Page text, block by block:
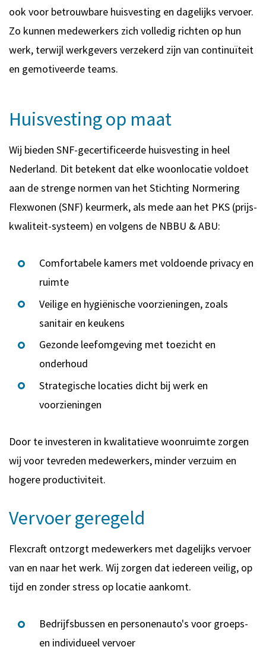
ook voor betrouwbare huisvesting en dagelijks vervoer.
Zo kunnen medewerkers zich volledig richten op hun
werk, terwijl werkgevers verzekerd zijn van continuïteit
en gemotiveerde teams.
Huisvesting op maat
Wij bieden SNF-gecertificeerde huisvesting in heel
Nederland. Dit betekent dat elke woonlocatie voldoet
aan de strenge normen van het Stichting Normering
Flexwonen (SNF) keurmerk, als mede aan het PKS (prijs-
kwaliteit-systeem) en volgens de NBBU & ABU:
Comfortabele kamers met voldoende privacy en
ruimte
Veilige en hygiënische voorzieningen, zoals
sanitair en keukens
Gezonde leefomgeving met toezicht en
onderhoud
Strategische locaties dicht bij werk en
voorzieningen
Door te investeren in kwalitatieve woonruimte zorgen
wij voor tevreden medewerkers, minder verzuim en
hogere productiviteit.
Vervoer geregeld
Flexcraft ontzorgt medewerkers met dagelijks vervoer
van en naar het werk. Wij zorgen dat iedereen veilig, op
tijd en zonder stress op locatie aankomt.
Bedrijfsbussen en personenauto's voor groeps-
en individueel vervoer